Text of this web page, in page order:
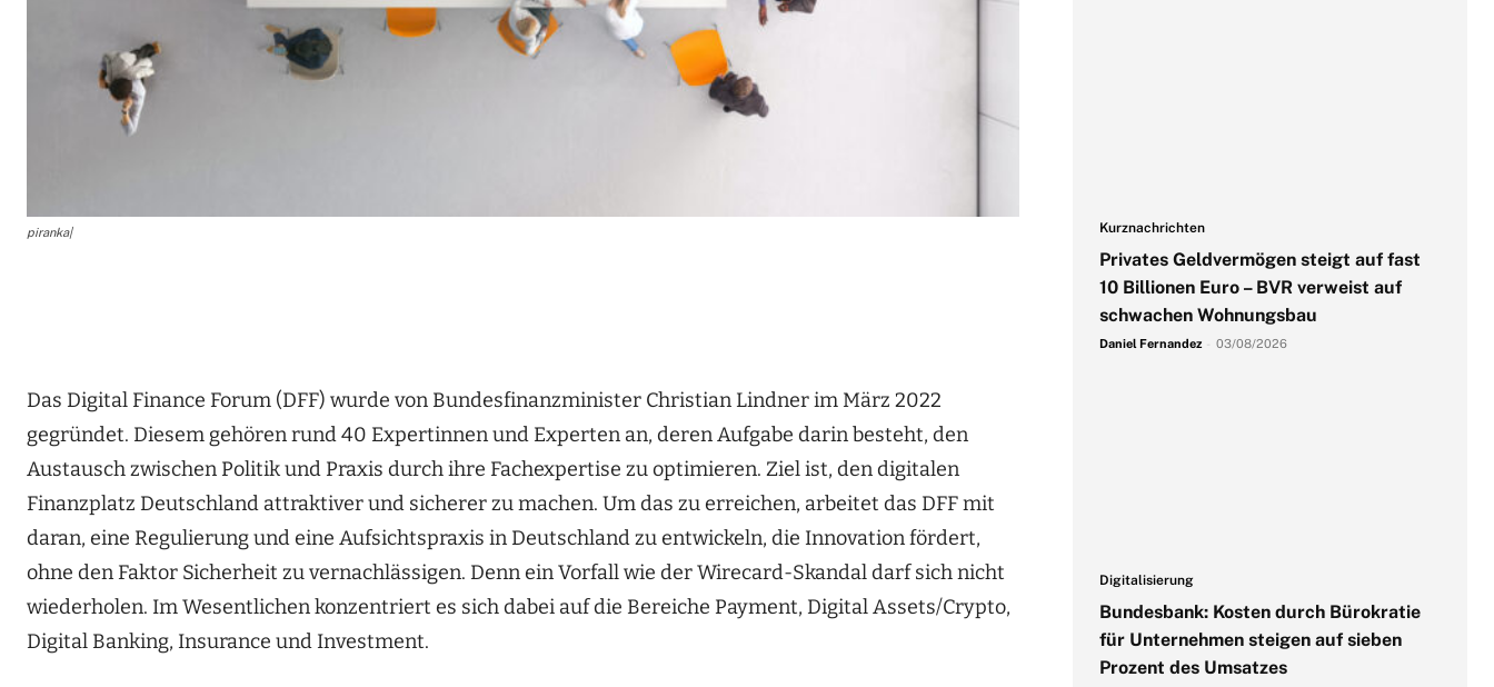
piranka|
Das Digital Finance Forum (DFF) wurde von Bundesfinanzminister Christian Lindner im März 2022
gegründet. Diesem gehören rund 40 Expertinnen und Experten an, deren Aufgabe darin besteht, den
Austausch zwischen Politik und Praxis durch ihre Fachexpertise zu optimieren. Ziel ist, den digitalen
Finanzplatz Deutschland attraktiver und sicherer zu machen. Um das zu erreichen, arbeitet das DFF mit
daran, eine Regulierung und eine Aufsichtspraxis in Deutschland zu entwickeln, die Innovation fördert,
ohne den Faktor Sicherheit zu vernachlässigen. Denn ein Vorfall wie der Wirecard-Skandal darf sich nicht
wiederholen. Im Wesentlichen konzentriert es sich dabei auf die Bereiche Payment, Digital Assets/Crypto,
Digital Banking, Insurance und Investment.
Kurznachrichten
Privates Geldvermögen steigt auf fast
10 Billionen Euro – BVR verweist auf
schwachen Wohnungsbau
Daniel Fernandez 03/08/2026
Digitalisierung
Bundesbank: Kosten durch Bürokratie
für Unternehmen steigen auf sieben
Prozent des Umsatzes